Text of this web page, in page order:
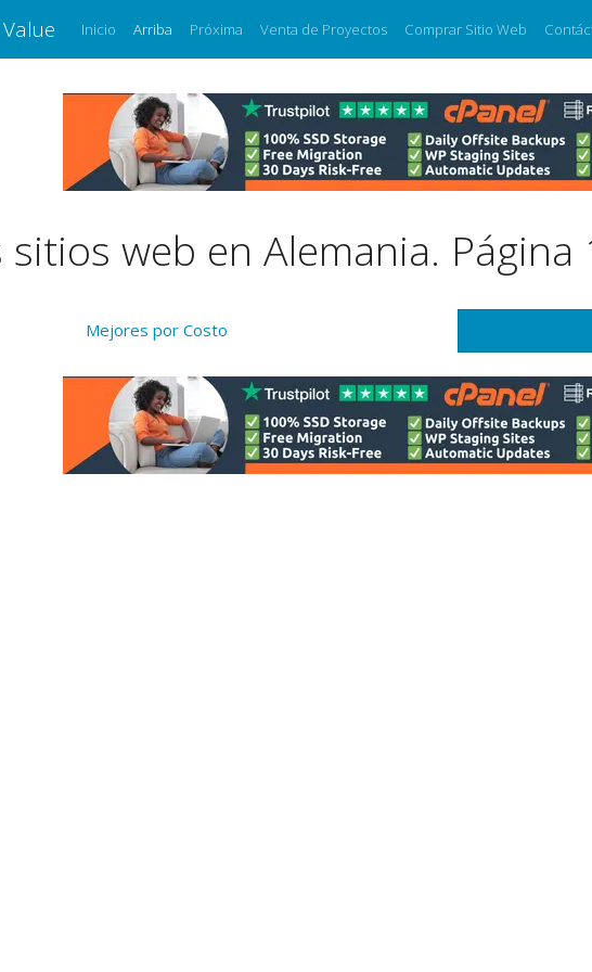
Inicio Arriba Próxima Venta de Proyectos Comprar Sitio Web
sitios web en Alemania. Página
Mejores por Costo